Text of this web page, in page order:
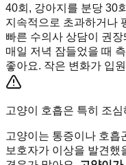
40회, 강아지를 분당 30
지속적으로 초과하거나
빠른 수의사 상담이 권
매일 저녁 잠들었을 때
좋아요. 작은 변화가 입
고양이 호흡은 특히 조심
고양이는 통증이나 호흡
보호자가 이상을 발견했